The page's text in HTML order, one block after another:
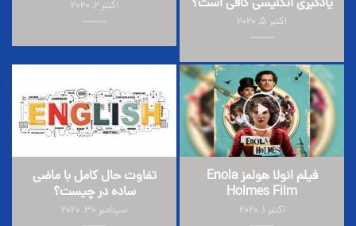
یادگیری انگلیسی کافی است؟
اکتبر 5, 2020
اکتبر 2, 2020
فیلم انولا هولمز Enola
Holmes Film
اکتبر 1, 2020
تفاوت حال کامل با ماضی
ساده در چیست؟
سپتامبر 30, 2020